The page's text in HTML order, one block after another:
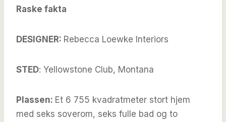
Raske fakta
DESIGNER: Rebecca Loewke Interiors
STED: Yellowstone Club, Montana
Plassen: Et 6 755 kvadratmeter stort hjem
med seks soverom, seks fulle bad og to